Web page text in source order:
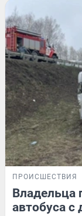
ПРОИСШЕСТВИЯ
Владельца
автобуса с